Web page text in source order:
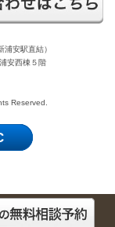
安駅直結）
安西棟５階
Reserved.